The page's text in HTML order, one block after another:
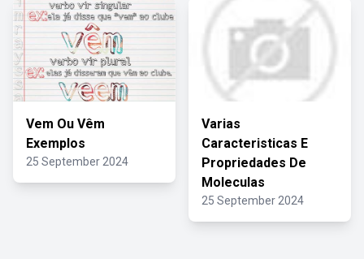
Vem Ou Vêm
Exemplos
25 September 2024
Varias
Caracteristicas E
Propriedades De
Moleculas
25 September 2024